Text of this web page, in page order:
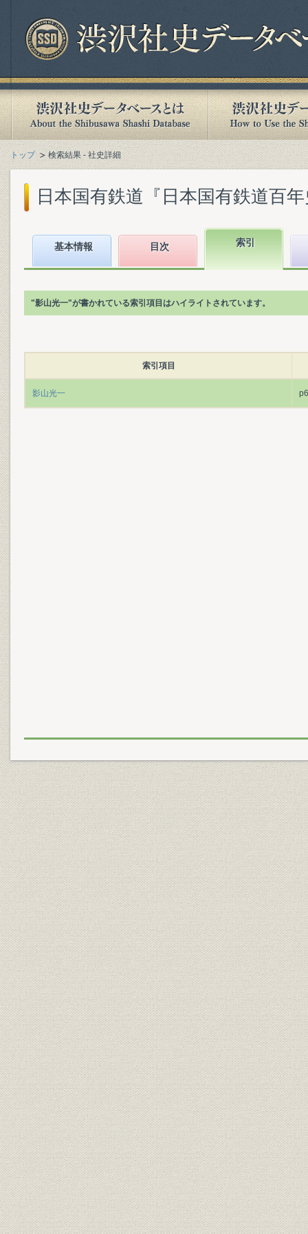
トップ 検索結果 - 社史詳細
日本国有鉄道『日本国有鉄道百
基本情報 目次 索引
"影山光一"が書かれている索引項目はハイライトされています。
索引項目
影山光一